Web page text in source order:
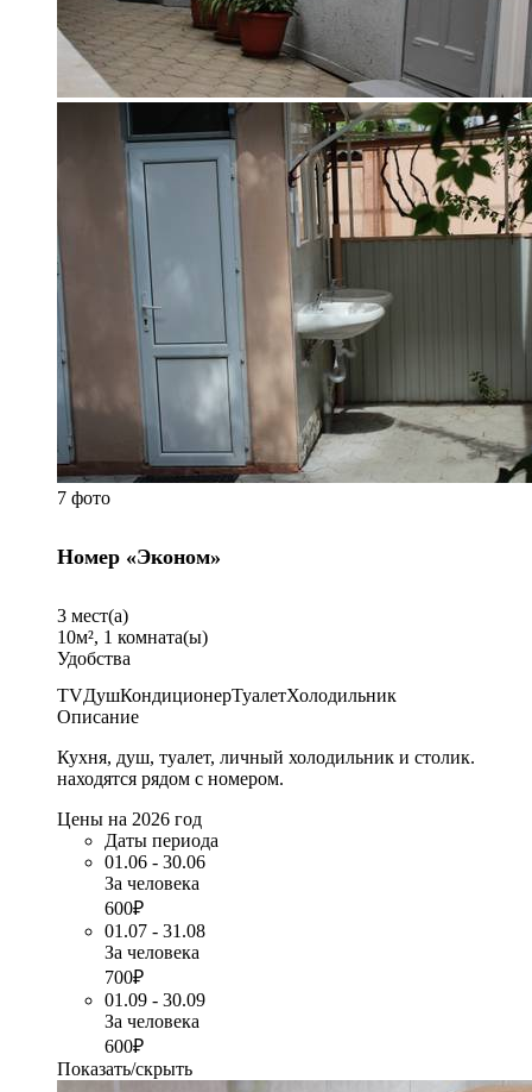
7 фото
Номер «Эконом»
3 мест(а)
10м², 1 комната(ы)
Удобства
TVДушКондиционерТуалетХолодильник
Описание
Кухня, душ, туалет, личный холодильник и столик.
находятся рядом с номером.
Цены на 2026 год
Даты периода
01.06 - 30.06
За человека
600₽
01.07 - 31.08
За человека
700₽
01.09 - 30.09
За человека
600₽
Показать/скрыть